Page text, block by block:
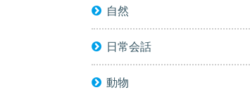
自然
日常会話
動物